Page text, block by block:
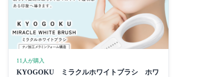
11人が購入
KYOGOKU ミラクルホワイトブラシ ホワ